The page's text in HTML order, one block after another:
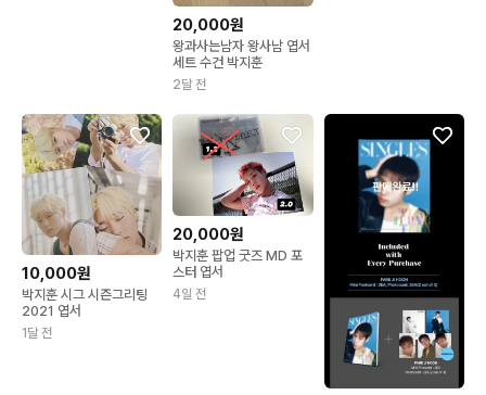
20,000원
왕과사는남자 왕사남 엽서
세트 수건 박지훈
2달 전
10,000원
박지훈 시그 시즌그리팅
2021 엽서
1달 전
20,000원
박지훈 팝업 굿즈 MD 포
스터 엽서
4일 전